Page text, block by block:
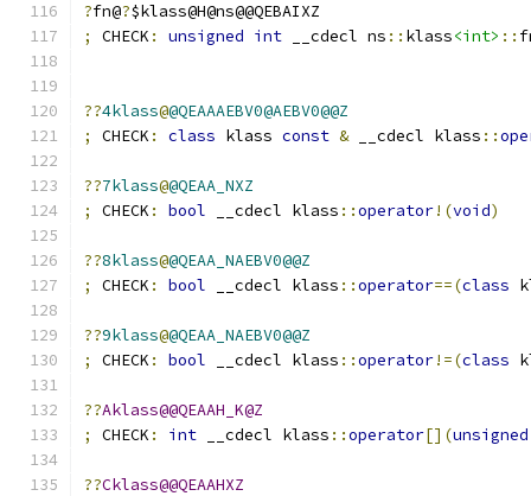
?fn@?$klass@H@ns@@QEBAIXZ
;
CHECK : unsigned int __cdecl ns :: klass<int> ::
??4klass@@QEAAAEBV0@AEBV0@@Z
;
CHECK : class klass const & __cdecl klass ::
??7klass@@QEAA_NXZ
;
CHECK : bool __cdecl klass ::operator!(void)
??8klass@@QEAA_NAEBV0@@Z
;
CHECK : bool __cdecl klass ::operator==(class
??9klass@@QEAA_NAEBV0@@Z
;
CHECK : bool __cdecl klass ::operator!=(class
??Aklass@@QEAAH_K@Z
;
CHECK : int __cdecl klass ::operator[](unsigned
??Cklass@@QEAAHXZ